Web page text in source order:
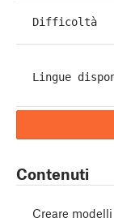
Difficoltà
Lingue
Contenuti
Creare